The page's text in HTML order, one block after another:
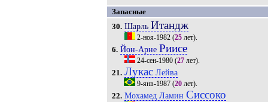
Запасные
30. Шарль Итандж
2-ноя-1982(25лет).
6. Йон-Арне Риисе
24-сен-1980(27лет).
21. ЛукасЛейва
9-янв-1987(20лет).
22. Мохамед Ламин Сиссоко